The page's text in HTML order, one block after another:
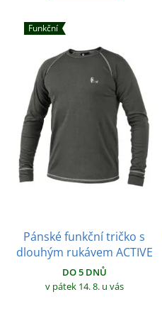
Funkční
Pánské funkční tričko s
dlouhým rukávem ACTIVE
DO 5 DNŮ
v pátek 14. 8. u vás